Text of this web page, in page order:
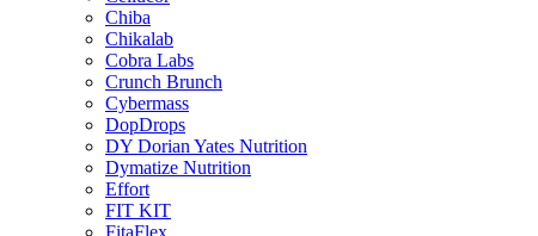
Chiba
Chikalab
Cobra Labs
Crunch Brunch
Cybermass
DopDrops
DY Dorian Yates Nutrition
Dymatize Nutrition
Effort
FIT KIT
FitaFlex